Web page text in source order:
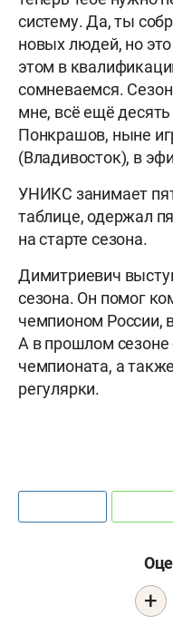
систему. Да, ты
новых людей, но
этом в
сомневаемся.
мне, всё ещё
Понкрашов, ныне
(Владивосток), в
УНИКС занимает
таблице, одержал
на старте сезона.
Димитриевич
сезона. Он помог
чемпионом России,
А в прошлом
чемпионата, а
регулярки.
+